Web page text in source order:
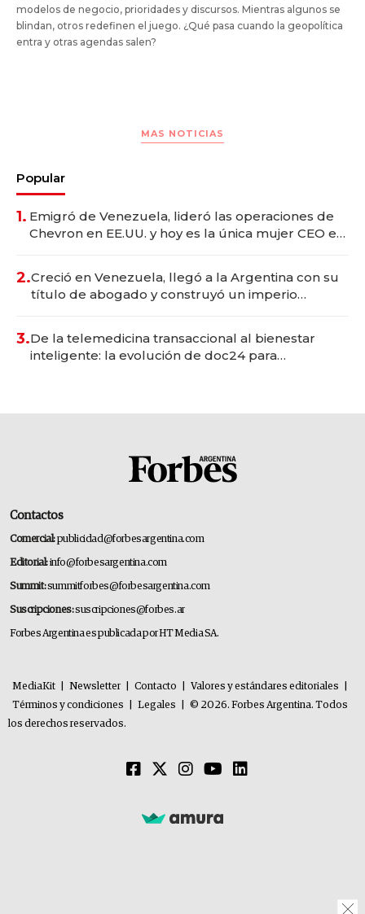
modelos de negocio, prioridades y discursos. Mientras algunos se
blindan, otros redefinen el juego. ¿Qué pasa cuando la geopolítica
entra y otras agendas salen?
MAS NOTICIAS
Popular
1. Emigró de Venezuela, lideró las operaciones de
Chevron en EE.UU. y hoy es la única mujer CEO en
2.Creció en Venezuela, llegó a la Argentina con su
título de abogado y construyó un imperio
3.De la telemedicina transaccional al bienestar
inteligente: la evolución de doc24 para
Contactos
Comercial:publicidad@forbesargentina.com
Editorial:info@forbesargentina.com
Summit:summitforbes@forbesargentina.com
Suscripciones:suscripciones@forbes.ar
Forbes Argentina es publicada por HT Media SA.
MediaKit Newsletter Contacto Valores y estándares editoriales
Términos y condiciones
Legales
© 2026. Forbes Argentina. Todos
los derechos reservados.